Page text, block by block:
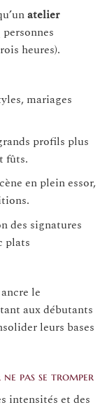
atelier
heures).
mariages
profils plus
fûts.
en plein essor,
des signatures
plats
le
aux débutants
leurs bases
pas se tromper
intensités et des